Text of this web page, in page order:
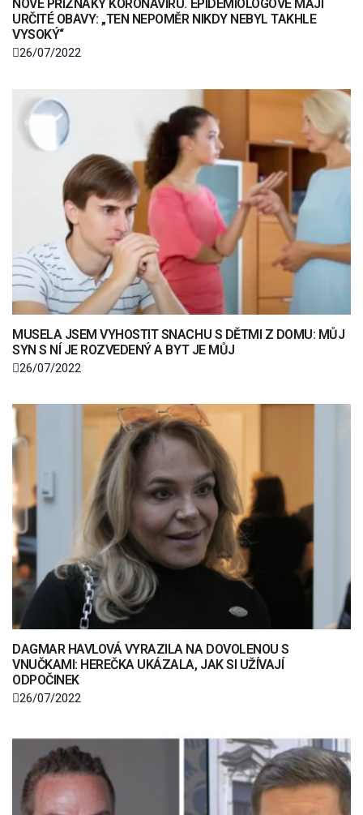
NOVÉ PŘÍZNAKY KORONAVIRU. EPIDEMIOLOGOVÉ MAJÍ
URČITÉ OBAVY: „TEN NEPOMĚR NIKDY NEBYL TAKHLE
VYSOKÝ“
26/07/2022
MUSELA JSEM VYHOSTIT SNACHU S DĚTMI Z DOMU: MŮJ
SYN S NÍ JE ROZVEDENÝ A BYT JE MŮJ
26/07/2022
DAGMAR HAVLOVÁ VYRAZILA NA DOVOLENOU S
VNUČKAMI: HEREČKA UKÁZALA, JAK SI UŽÍVAJÍ
ODPOČINEK
26/07/2022